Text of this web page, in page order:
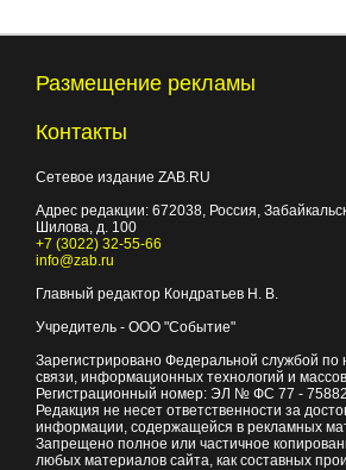
Размещение рекламы
Контакты
Сетевое издание ZAB.RU
Адрес редакции: 672038, Россия,
Шилова, д. 100
+7 (3022) 32-55-66
info@zab.ru
Главный редактор Кондратьев Н. В.
Учредитель - ООО "Событие"
Зарегистрировано Федеральной службой по
связи, информационных технологий и
Регистрационный номер: ЭЛ № ФС 77 -
Редакция не несет ответственности за
информации, содержащейся в рекламных
Запрещено полное или частичное
любых материалов сайта, как составных